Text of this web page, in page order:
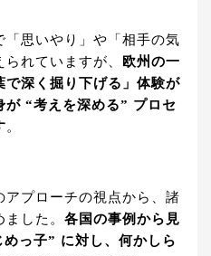
「思いやり」や「相手の気
れていますが、
欧州の一
で深く掘り下げる」体験が
が “考えを深める” プロセ
。
プローチの視点から、諸
した。 各国の事例から見
っ子” に対し、何かしら